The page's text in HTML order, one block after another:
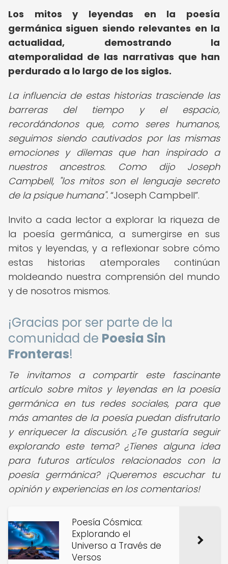
Los mitos y leyendas en la poesía
germánica siguen siendo relevantes en la
actualidad, demostrando la
atemporalidad de las narrativas que han
perdurado a lo largo de los siglos.
La influencia de estas historias trasciende las
barreras del tiempo y el espacio,
recordándonos que, como seres humanos,
seguimos siendo cautivados por las mismas
emociones y dilemas que han inspirado a
nuestros ancestros. Como dijo Joseph
Campbell, "los mitos son el lenguaje secreto
de la psique humana". Joseph Campbell .
Invito a cada lector a explorar la riqueza de
la poesía germánica, a sumergirse en sus
mitos y leyendas, y a reflexionar sobre cómo
estas historias atemporales continúan
moldeando nuestra comprensión del mundo
y de nosotros mismos.
¡Gracias por ser parte de la
comunidad de Poesia Sin
Fronteras!
Te invitamos a compartir este fascinante
artículo sobre mitos y leyendas en la poesía
germánica en tus redes sociales, para que
más amantes de la poesía puedan disfrutarlo
y enriquecer la discusión. ¿Te gustaría seguir
explorando este tema? ¿Tienes alguna idea
para futuros artículos relacionados con la
poesía germánica? ¡Queremos escuchar tu
opinión y experiencias en los comentarios!
Poesía Cósmica:
Explorando el
Universo a Través de
Versos